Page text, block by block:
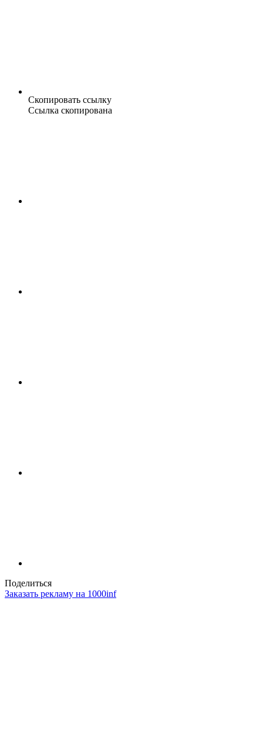
Скопировать ссылку
Ссылка скопирована
Поделиться
Заказать рекламу на 1000inf